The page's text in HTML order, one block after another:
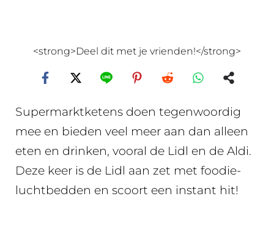
<strong>Deel dit met je vrienden!</strong>
Supermarktketens doen tegenwoordig
mee en bieden veel meer aan dan alleen
eten en drinken, vooral de Lidl en de Aldi.
Deze keer is de Lidl aan zet met foodie-
luchtbedden en scoort een instant hit!